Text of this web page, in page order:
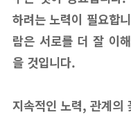
하려는 노력이 필요합
람은 서로를 더 잘 이
을 것입니다.
지속적인 노력, 관계의